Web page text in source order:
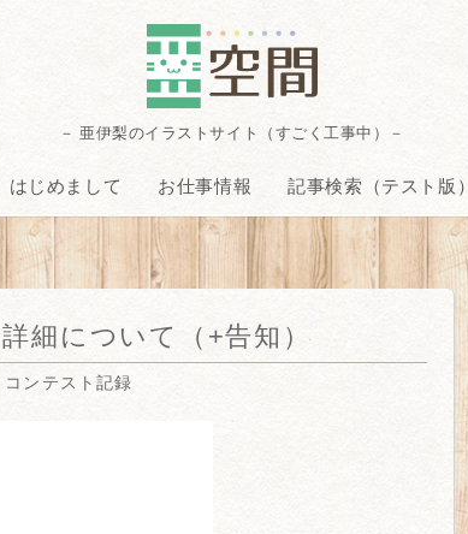
－ 亜伊梨のイラストサイト（すごく工事中）－
はじめまして お仕事情報 記事検索（テスト版）
細について（+告知）
コンテスト記録